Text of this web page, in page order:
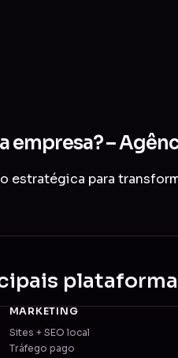
empresa? –
estratégica para
MARKETING
Sites + SEO local
Tráfego pago